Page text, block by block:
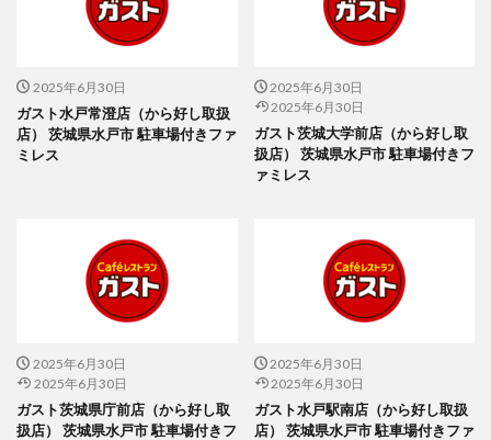
2025年6月30日
ガスト水戸常澄店（から好し取扱
店） 茨城県水戸市 駐車場付きファ
ミレス
2025年6月30日
2025年6月30日
ガスト茨城大学前店（から好し取
扱店） 茨城県水戸市 駐車場付きフ
ァミレス
2025年6月30日
2025年6月30日
ガスト茨城県庁前店（から好し取
扱店） 茨城県水戸市 駐車場付きフ
2025年6月30日
2025年6月30日
ガスト水戸駅南店（から好し取扱
店） 茨城県水戸市 駐車場付きファ